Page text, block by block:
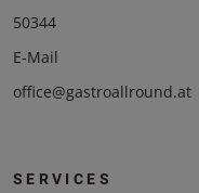
50344
E-Mail
office@gastroallround.at
SERVICES